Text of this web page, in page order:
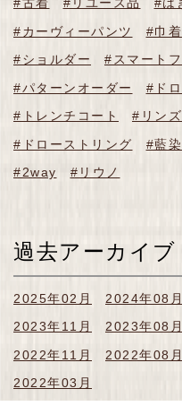
#カーヴィーパンツ
#巾着
#ショルダー
#スマート
#パターンオーダー
#ド
#トレンチコート
#リン
#ドローストリング
#藍染
#2way
#リウノ
過去アーカイブ
2025年02月 2024年08月
2023年11月
2023年08月
2022年11月
2022年08月
2022年03月